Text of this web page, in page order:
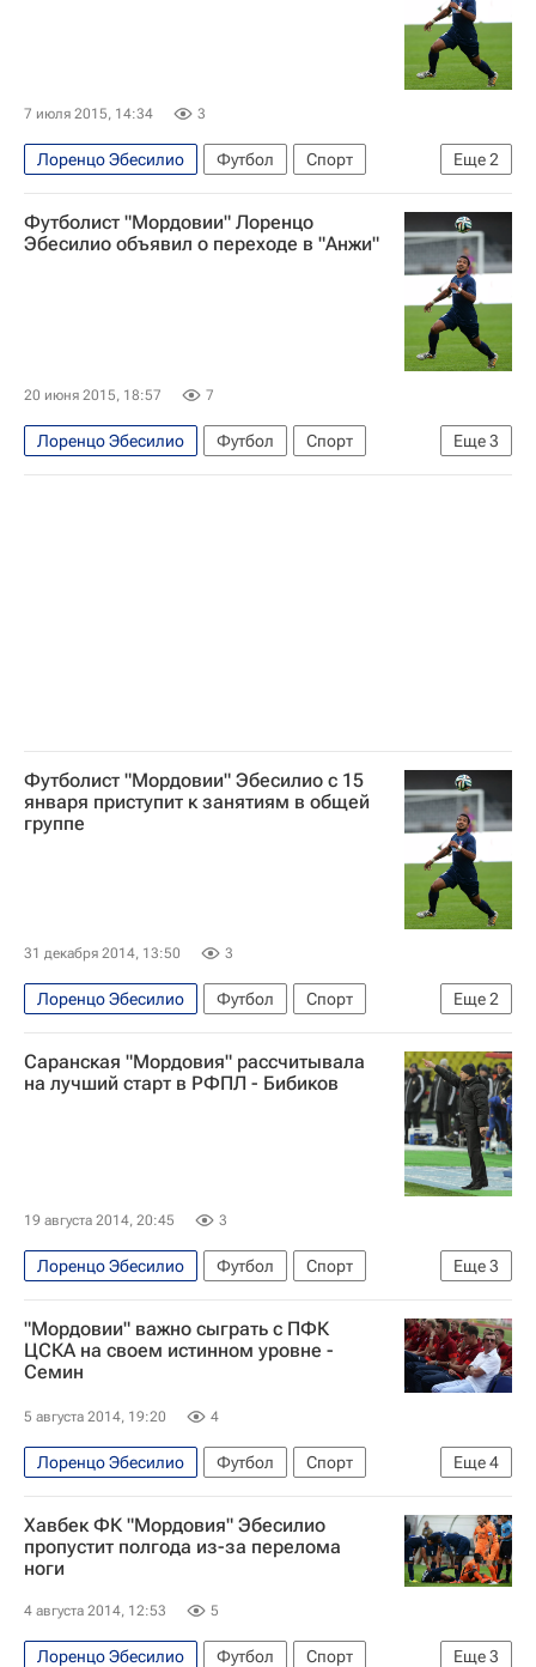
РПЛ 2026-2027 (Чемпионат России по футболу)
Ивелин Попов
Артур Юсупов
Сейду Думбия
7 июля 2015, 14:34 3
Еще2
Лоренцо Эбесилио Футбол
Спорт
РПЛ 2026-2027 (Чемпионат России по футболу)
Анжи
Футболист "Мордовии" Лоренцо
Эбесилио объявил о переходе в "Анжи"
20 июня 2015, 18:57 7
Еще3
Лоренцо Эбесилио Футбол
Спорт
РПЛ 2026-2027 (Чемпионат России по футболу)
Футболист "Мордовии" Эбесилио с 15
января приступит к занятиям в общей
группе
31 декабря 2014, 13:50 3
Еще2
Лоренцо Эбесилио Футбол
Спорт
Владимир Бибиков
Мордовия
Саранская "Мордовия" рассчитывала
на лучший старт в РФПЛ - Бибиков
19 августа 2014, 20:45 3
Еще3
Лоренцо Эбесилио Футбол
Спорт
Владимир Бибиков
РПЛ 2026-2027 (Чемпионат России по футболу)
Мордовия
"Мордовии" важно сыграть с ПФК
ЦСКА на своем истинном уровне -
Семин
5 августа 2014, 19:20 4
Еще4
Лоренцо Эбесилио Футбол
Спорт
Юрий Семин
РПЛ 2026-2027 (Чемпионат России по футболу)
Мордовия
Хавбек ФК "Мордовия" Эбесилио
пропустит полгода из-за перелома
ноги
4 августа 2014, 12:53 5
Еще3
Лоренцо Эбесилио Футбол
Спорт